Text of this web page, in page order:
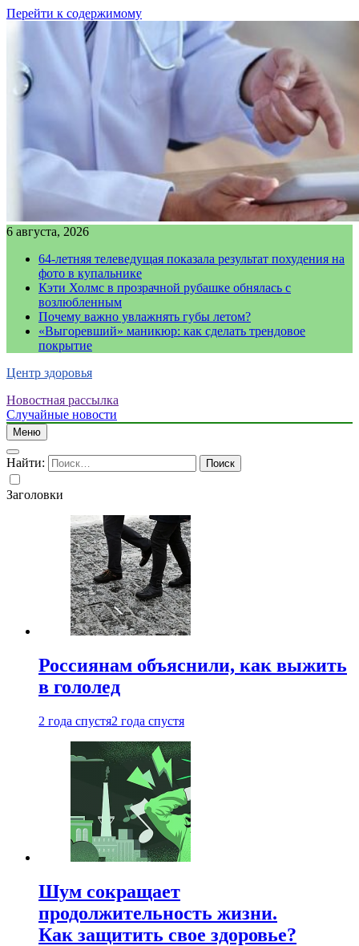
Перейти к содержимому
6 августа, 2026
64-летняя телеведущая показала результат похудения на
фото в купальнике
Кэти Холмс в прозрачной рубашке обнялась с
возлюбленным
Почему важно увлажнять губы летом?
«Выгоревший» маникюр: как сделать трендовое
покрытие
Центр здоровья
Новостная рассылка
Случайные новости
Меню
Найти:
Заголовки
Россиянам объяснили, как выжить
в гололед
2 года спустя2 года спустя
Шум сокращает
продолжительность жизни.
Как защитить свое здоровье?